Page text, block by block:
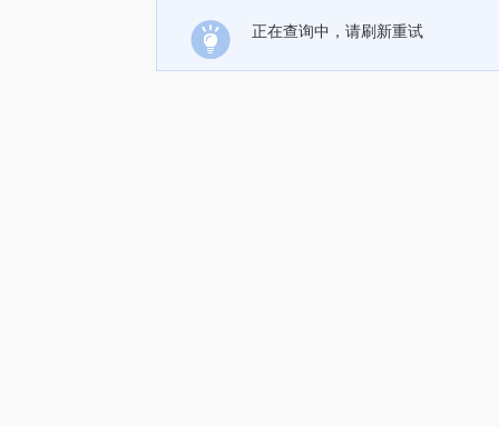
正在查询中，请刷新重试